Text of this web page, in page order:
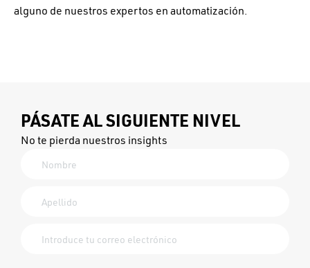
alguno de nuestros expertos en automatización.
PÁSATE AL SIGUIENTE NIVEL
No te pierda nuestros insights